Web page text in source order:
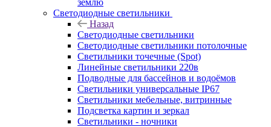
землю
Светодиодные светильники
Назад
Светодиодные светильники
Светодиодные светильники потолочные
Светильники точечные (Spot)
Линейные светильники 220в
Подводные для бассейнов и водоёмов
Светильники универсальные IP67
Светильники мебельные, витринные
Подсветка картин и зеркал
Светильники - ночники